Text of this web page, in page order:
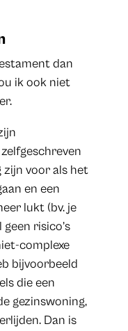
dan
ik ook niet
zijn voor als het
en een
lukt (bv. je
risico’s
complexe
bijvoorbeeld
die een
gezinswoning,
Dan is